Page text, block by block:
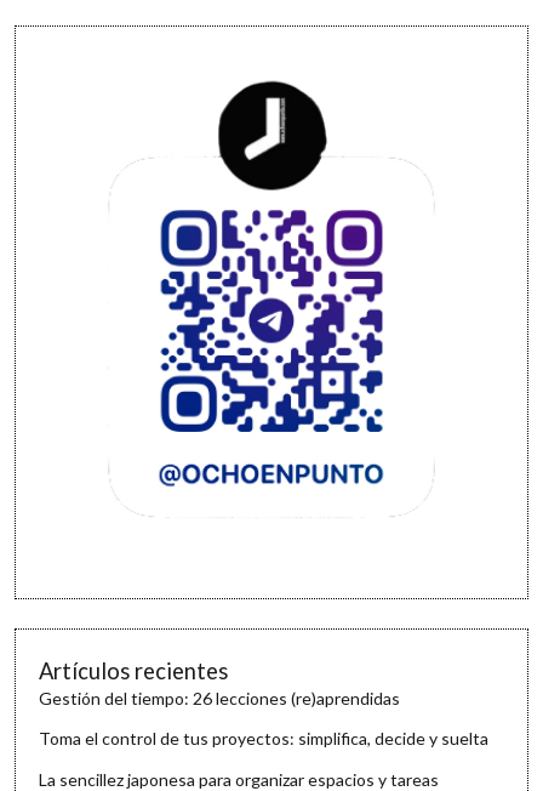
Artículos recientes
Gestión del tiempo: 26 lecciones (re)aprendidas
Toma el control de tus proyectos: simplifica, decide y suelta
La sencillez japonesa para organizar espacios y tareas